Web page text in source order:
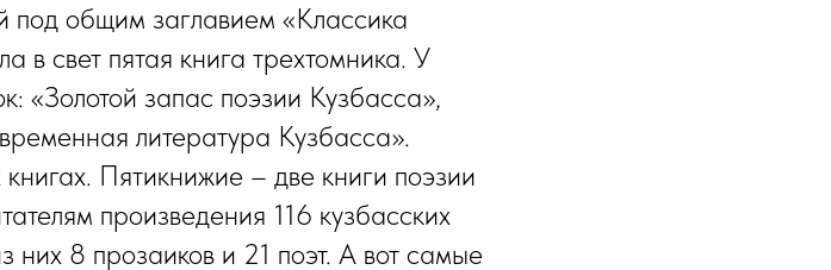
под общим заглавием «Классика
в свет пятая книга трехтомника. У
«Золотой запас поэзии Кузбасса»,
литература Кузбасса».
Пятикнижие – две книги поэзии
произведения 116 кузбасских
них 8 прозаиков и 21 поэт. А вот самые